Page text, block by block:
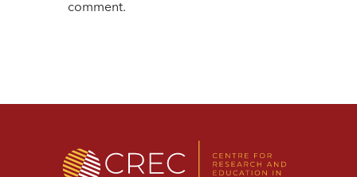
comment.